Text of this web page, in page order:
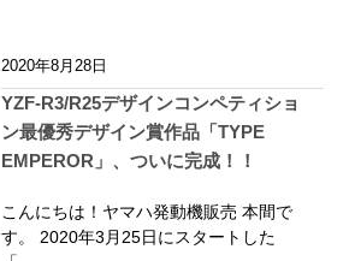
2020年8月28日
YZF-R3/R25デザインコンペティショ
ン最優秀デザイン賞作品「TYPE
EMPEROR」、ついに完成！！
こんにちは！ヤマハ発動機販売 本間で
す。 2020年3月25日にスタートした